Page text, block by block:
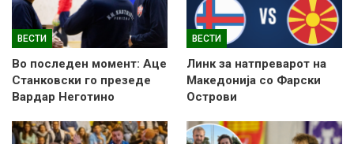
ВЕСТИ
Во последен момент: Аце
Станковски го презеде
Вардар Неготино
ВЕСТИ
Линк за натпреварот на
Македонија со Фарски
Острови